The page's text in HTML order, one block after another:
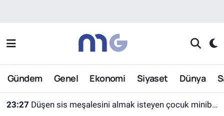
Gündem Genel Ekonomi Siyaset Dünya
23:27 Düşen sis meşalesini almak isteyen çocuk minibüsün altında kaldı
Nöbetçi Eczaneler
Hava Durumu